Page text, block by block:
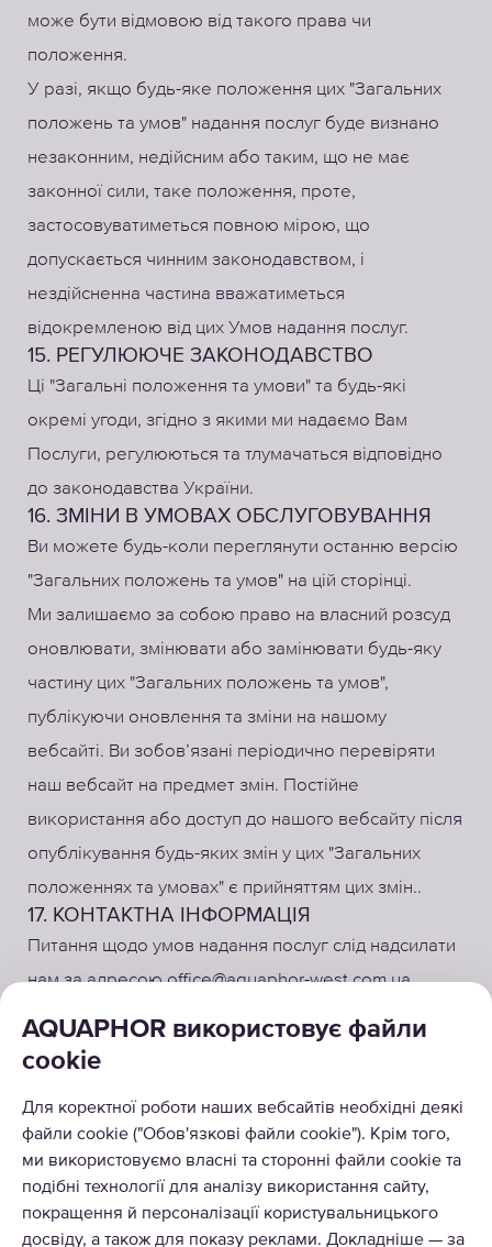
може бути відмовою від такого права чи
положення.
У разі, якщо будь-яке положення цих "Загальних
положень та умов" надання послуг буде визнано
незаконним, недійсним або таким, що не має
законної сили, таке положення, проте,
застосовуватиметься повною мірою, що
допускається чинним законодавством, і
нездійсненна частина вважатиметься
відокремленою від цих Умов надання послуг.
15. РЕГУЛЮЮЧЕ ЗАКОНОДАВСТВО
Ці "Загальні положення та умови" та будь-які
окремі угоди, згідно з якими ми надаємо Вам
Послуги, регулюються та тлумачаться відповідно
до законодавства України.
16. ЗМІНИ В УМОВАХ ОБСЛУГОВУВАННЯ
Ви можете будь-коли переглянути останню версію
"Загальних положень та умов" на цій сторінці.
Ми залишаємо за собою право на власний розсуд
оновлювати, змінювати або замінювати будь-яку
частину цих "Загальних положень та умов",
публікуючи оновлення та зміни на нашому
вебсайті. Ви зобов’язані періодично перевіряти
наш вебсайт на предмет змін. Постійне
використання або доступ до нашого вебсайту після
опублікування будь-яких змін у цих "Загальних
положеннях та умовах" є прийняттям цих змін..
17. КОНТАКТНА ІНФОРМАЦІЯ
Питання щодо умов надання послуг слід надсилати
нам за адресою office@aquaphor-west.com.ua.
AQUAPHOR використовує файли
cookie
Для коректної роботи наших вебсайтів необхідні деякі
файли cookie ("Обов'язкові файли cookie"). Крім того,
ми використовуємо власні та сторонні файли cookie та
подібні технології для аналізу використання сайту,
покращення й персоналізації користувальницького
досвіду, а також для показу реклами. Докладніше — за
РІШЕННЯ